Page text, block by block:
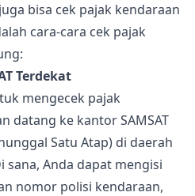
bisa cek pajak kendaraan
cara-cara cek pajak
Terdekat
mengecek pajak
datang ke kantor SAMSAT
Satu Atap) di daerah
Anda dapat mengisi
nomor polisi kendaraan,